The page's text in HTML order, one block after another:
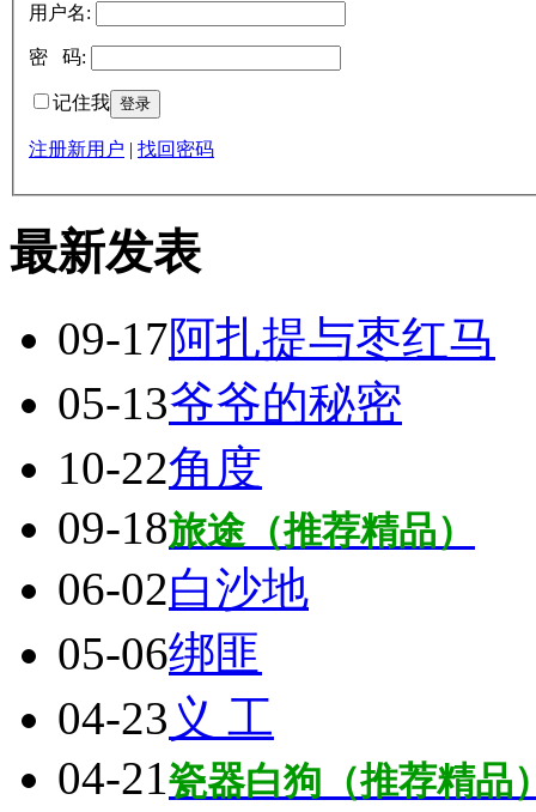
用户名:
密 码:
记住我
注册新用户 | 找回密码
最新发表
09-17阿扎提与枣红马
05-13爷爷的秘密
10-22角度
09-18旅途（推荐精品）
06-02白沙地
05-06绑匪
04-23 义 工
04-21瓷器白狗（推荐精品